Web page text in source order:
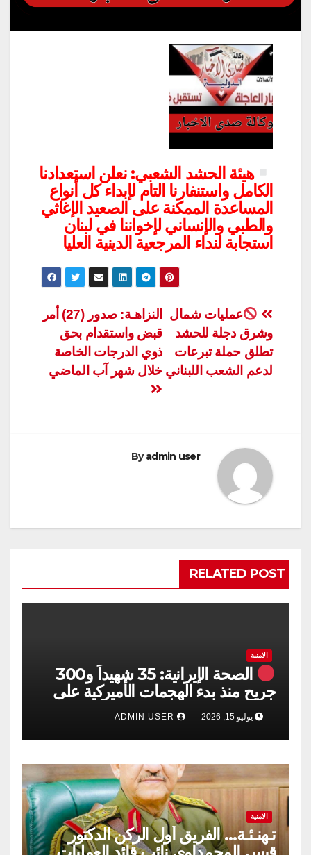
هيئة الحشد الشعبي: نعلن استعدادنا
الكامل واستنفارنا التام لإبداء كل أنواع
المساعدة الممكنة على الصعيد الإغاثي
والطبي والإنساني لإخواننا في لبنان
استجابة لنداء المرجعية الدينية العليا
تصفّح
المقالات
النزاهـة: صدور (27) أمر
قبض واستقدام بحق
ذوي الدرجات الخاصة
خلال شهر آب الماضي
عمليات شمال
وشرق دجلة للحشد
تطلق حملة تبرعات
لدعم الشعب اللبناني
Byadmin user
RELATED POST
الامنية
الصحة الإيرانية: 35 شهيداً و300
جريح منذ بدء الهجمات الأميركية على
جنوبي البلاد
يوليو 15, 2026
الامنية
تـهنـئـة… الفريق أول الركن الدكتور